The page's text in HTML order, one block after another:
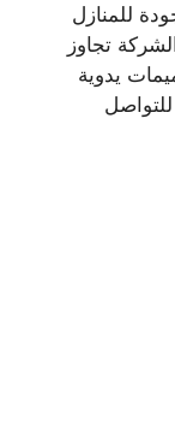
للمنازل
تجاوز
يدوية